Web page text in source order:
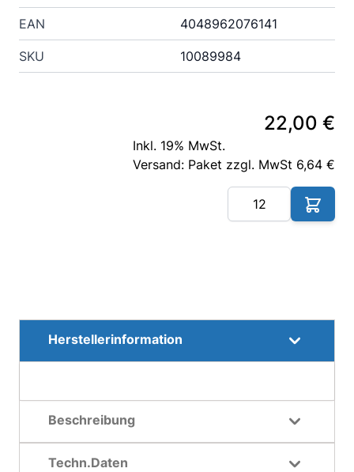
EAN 4048962076141
SKU 10089984
22,00 €
Inkl. 19% MwSt.
Versand: Paket zzgl. MwSt 6,64 €
Herstellerinformation
Beschreibung
Techn.Daten